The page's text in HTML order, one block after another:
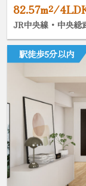
82.57m²/
JR中央線・中央総
駅徒歩5分以内